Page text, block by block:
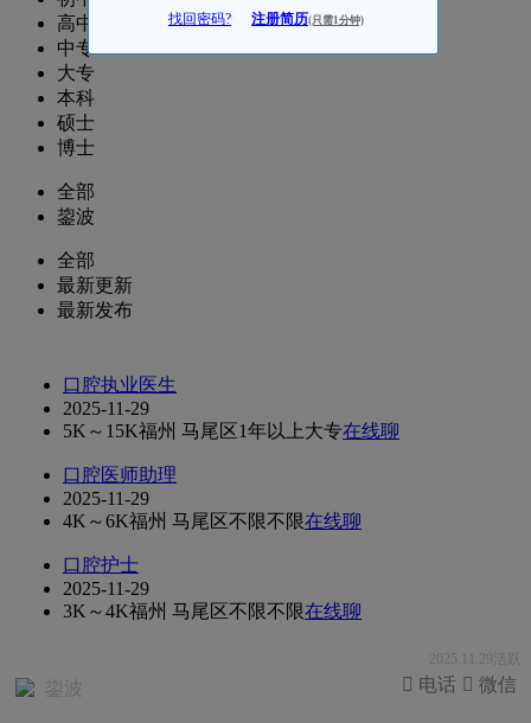
高中
中专
大专
本科
硕士
博士
全部
鋆波
全部
最新更新
最新发布
口腔执业医生
2025-11-29
5K～15K福州 马尾区1年以上大专在线聊
口腔医师助理
2025-11-29
4K～6K福州 马尾区不限不限在线聊
口腔护士
2025-11-29
3K～4K福州 马尾区不限不限在线聊
2025.11.29活跃
鋆波  微信
 电话
找回密码? 注册简历(只需1分钟)